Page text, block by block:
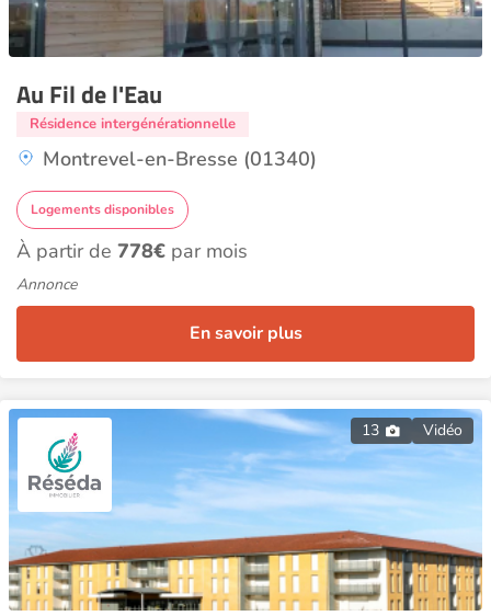
Au Fil de l'Eau
Résidence intergénérationnelle
Montrevel-en-Bresse (01340)
Logements disponibles
À partir de 778€ par mois
Annonce
En savoir plus
13 Vidéo